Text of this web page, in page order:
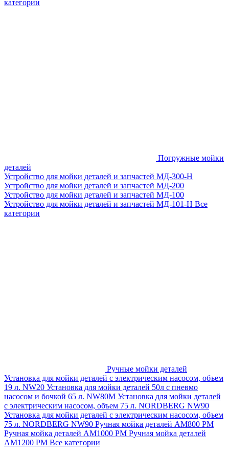
категории
Погружные мойки
деталей
Устройство для мойки деталей и запчастей МД-300-H
Устройство для мойки деталей и запчастей МД-200
Устройство для мойки деталей и запчастей МД-100
Устройство для мойки деталей и запчастей МД-101-Н Все
категории
Ручные мойки деталей
Установка для мойки деталей с электрическим насосом, объем
19 л. NW20 Установка для мойки деталей 50л с пневмо
насосом и бочкой 65 л. NW80M Установка для мойки деталей
с электрическим насосом, объем 75 л. NORDBERG NW90
Установка для мойки деталей с электрическим насосом, объем
75 л. NORDBERG NW90 Ручная мойка деталей АМ800 РМ
Ручная мойка деталей АМ1000 РМ Ручная мойка деталей
АМ1200 РМ Все категории